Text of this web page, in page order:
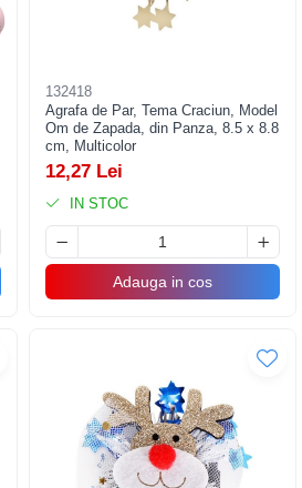
132418
Agrafa de Par, Tema Craciun, Model
Om de Zapada, din Panza, 8.5 x 8.8
cm, Multicolor
12,27 Lei
IN STOC
Adauga in cos